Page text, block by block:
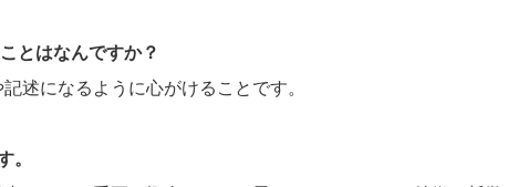
とはなんですか？
述になるように心がけることです。